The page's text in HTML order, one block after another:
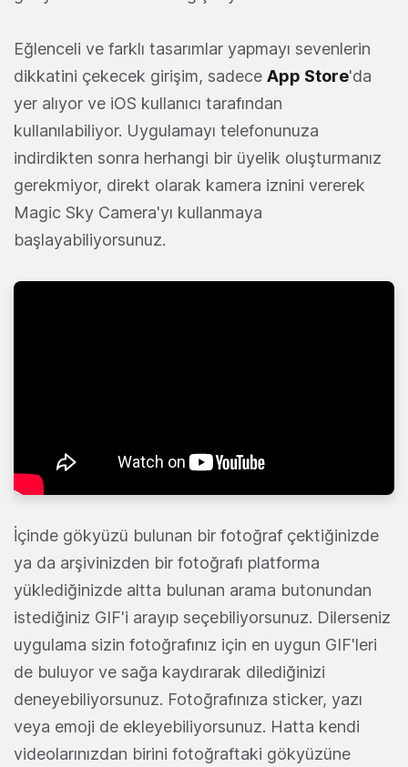
Eğlenceli ve farklı tasarımlar yapmayı sevenlerin
dikkatini çekecek girişim, sadece App Store'da
yer alıyor ve iOS kullanıcı tarafından
kullanılabiliyor. Uygulamayı telefonunuza
indirdikten sonra herhangi bir üyelik oluşturmanız
gerekmiyor, direkt olarak kamera iznini vererek
Magic Sky Camera'yı kullanmaya
başlayabiliyorsunuz.
İçinde gökyüzü bulunan bir fotoğraf çektiğinizde
ya da arşivinizden bir fotoğrafı platforma
yüklediğinizde altta bulunan arama butonundan
istediğiniz GIF'i arayıp seçebiliyorsunuz. Dilerseniz
uygulama sizin fotoğrafınız için en uygun GIF'leri
de buluyor ve sağa kaydırarak dilediğinizi
deneyebiliyorsunuz. Fotoğrafınıza sticker, yazı
veya emoji de ekleyebiliyorsunuz. Hatta kendi
videolarınızdan birini fotoğraftaki gökyüzüne